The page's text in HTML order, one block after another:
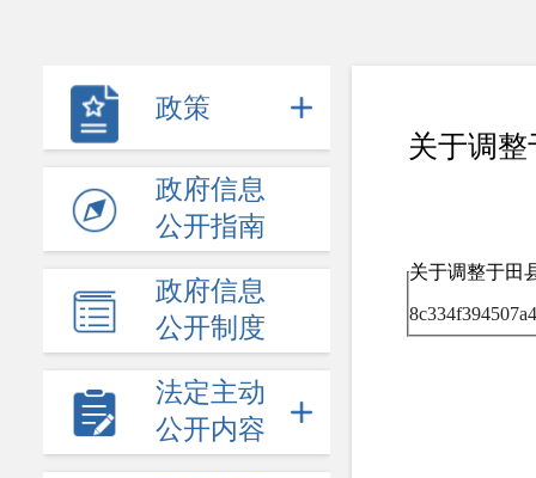
政策
政府信息
公开指南
政府信息
公开制度
法定主动
公开内容
关于调
关于调整于田